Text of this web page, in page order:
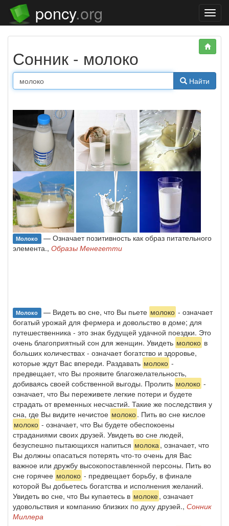
poncy.org
Сонник - молоко
Найти
Молоко — Означает позитивность как образ питательного
элемента., Образы Менегетти
Молоко — Видеть во сне, что Вы пьете молоко - означает
богатый урожай для фермера и довольство в доме; для
путешественника - это знак будущей удачной поездки. Это
очень благоприятный сон для женщин. Увидеть молоко в
больших количествах - означает богатство и здоровье,
которые ждут Вас впереди. Раздавать молоко -
предвещает, что Вы проявите благожелательность,
добиваясь своей собственной выгоды. Пролить молоко -
означает, что Вы переживете легкие потери и будете
страдать от временных несчастий. Такие же последствия у
сна, где Вы видите нечистое молоко. Пить во сне кислое
молоко - означает, что Вы будете обеспокоены
страданиями своих друзей. Увидеть во сне людей,
безуспешно пытающихся напиться молока, означает, что
Вы должны опасаться потерять что-то очень для Вас
важное или дружбу высокопоставленной персоны. Пить во
сне горячее молоко - предвещает борьбу, в финале
которой Вы добьетесь богатства и исполнения желаний.
Увидеть во сне, что Вы купаетесь в молоке, означает
удовольствия и компанию близких по духу друзей., Сонник
Миллера